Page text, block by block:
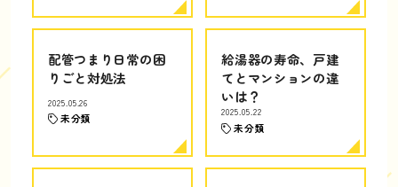
配管つまり日常の困
りごと対処法
2025.05.26
未分類
給湯器の寿命、戸建
てとマンションの違
いは？
2025.05.22
未分類